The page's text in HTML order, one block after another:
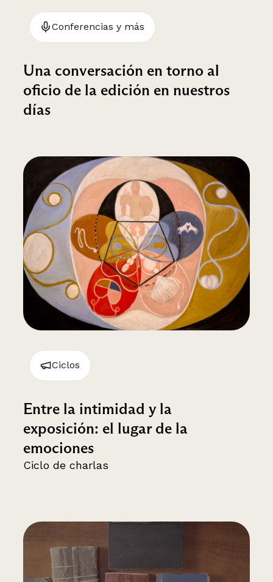
Conferencias y más
Una conversación en torno al
oficio de la edición en nuestros
días
Ciclos
Entre la intimidad y la
exposición: el lugar de la
emociones
Ciclo de charlas